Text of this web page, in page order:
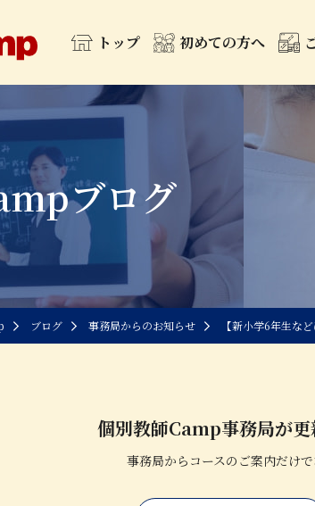
トップ 初めての方へ
ブログ
ブログ 事務局からのお知らせ 【新小学6年生な
個別教師Camp事務局が更
事務局からコースのご案内だけ